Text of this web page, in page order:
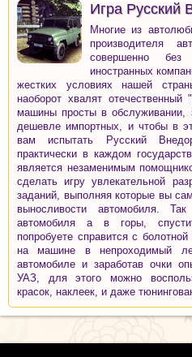
Игра Русский
Многие из
производителя
совершенно
иностранных
жестких условиях нашей
наоборот хвалят
машины просты в обслуживании,
дешевле импортных, и чтобы в
вам испытать Русский
практически в каждом
является незаменимым
сделать игру увлекательной
заданий, выполняя которые вы
выносливости автомобиля.
автомобиля а в горы,
попробуете справится с
на машине в непроходимый
автомобиле и заработав очки
УАЗ, для этого можно
красок, наклеек, и даже